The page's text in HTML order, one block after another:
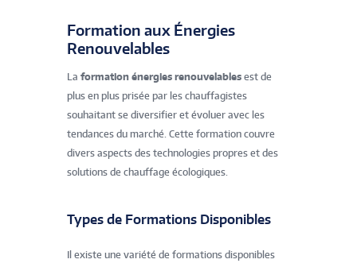
Formation aux Énergies
Renouvelables
La formation énergies renouvelables est de
plus en plus prisée par les chauffagistes
souhaitant se diversifier et évoluer avec les
tendances du marché. Cette formation couvre
divers aspects des technologies propres et des
solutions de chauffage écologiques.
Types de Formations Disponibles
Il existe une variété de formations disponibles